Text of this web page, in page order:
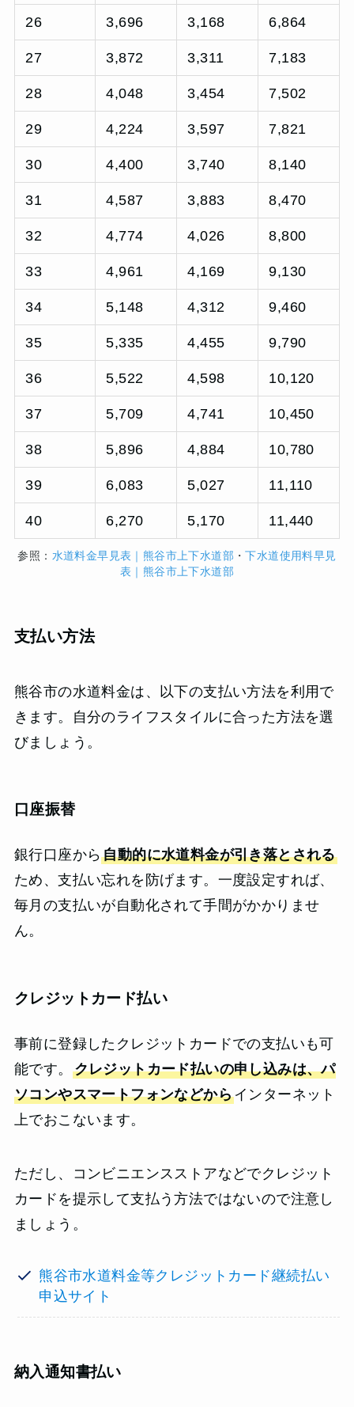
26 3,696 3,168 6,864
27 3,872 3,311 7,183
28 4,048 3,454 7,502
29 4,224 3,597 7,821
30 4,400 3,740 8,140
31 4,587 3,883 8,470
32 4,774 4,026 8,800
33 4,961 4,169 9,130
34 5,148 4,312 9,460
35 5,335 4,455 9,790
36 5,522 4,598 10,120
37 5,709 4,741 10,450
38 5,896 4,884 10,780
39 6,083 5,027 11,110
40 6,270 5,170 11,440
参照： 水道料金早見表｜熊谷市上下水道部 ・下水道使用料早見
表｜熊谷市上下水道部
支払い方法
熊谷市の水道料金は、以下の支払い方法を利用で
きます。自分のライフスタイルに合った方法を選
びましょう。
口座振替
銀行口座から自動的に水道料金が引き落とされる
ため、支払い忘れを防げます。一度設定すれば、
毎月の支払いが自動化されて手間がかかりませ
ん。
クレジットカード払い
事前に登録したクレジットカードでの支払いも可
能です。 クレジットカード払いの申し込みは、パ
ソコンやスマートフォンなどからインターネット
上でおこないます。
ただし、コンビニエンスストアなどでクレジット
カードを提示して支払う方法ではないので注意し
ましょう。
熊谷市水道料金等クレジットカード継続払い
申込サイト
納入通知書払い